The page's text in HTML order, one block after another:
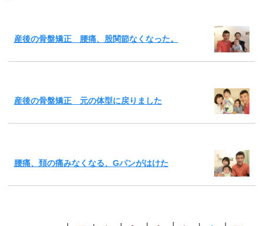
産後の骨盤矯正 腰痛、股関節なくなった。
産後の骨盤矯正 元の体型に戻りました
腰痛、頚の痛みなくなる、Gパンがはけた